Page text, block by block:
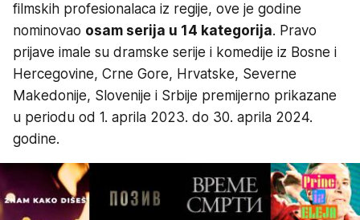
filmskih profesionalaca iz regije, ove je godine
nominovao osam serija u 14 kategorija. Pravo
prijave imale su dramske serije i komedije iz Bosne i
Hercegovine, Crne Gore, Hrvatske, Severne
Makedonije, Slovenije i Srbije premijerno prikazane
u periodu od 1. aprila 2023. do 30. aprila 2024.
godine.